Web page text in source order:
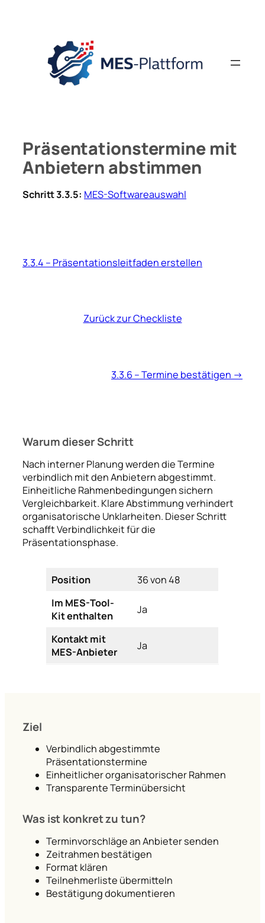
Präsentationstermine mit
Anbietern abstimmen
Schritt 3.3.5: MES-Softwareauswahl
3.3.4 – Präsentationsleitfaden erstellen
Zurück zur Checkliste
3.3.6 – Termine bestätigen ->
Warum dieser Schritt
Nach interner Planung werden die Termine
verbindlich mit den Anbietern abgestimmt.
Einheitliche Rahmenbedingungen sichern
Vergleichbarkeit. Klare Abstimmung verhindert
organisatorische Unklarheiten. Dieser Schritt
schafft Verbindlichkeit für die
Präsentationsphase.
Position
36 von 48
Im MES-Tool-
Kit enthalten
Ja
Kontakt mit
MES-Anbieter
Ja
Ziel
Verbindlich abgestimmte
Präsentationstermine
Einheitlicher organisatorischer Rahmen
Transparente Terminübersicht
Was ist konkret zu tun?
Terminvorschläge an Anbieter senden
Zeitrahmen bestätigen
Format klären
Teilnehmerliste übermitteln
Bestätigung dokumentieren